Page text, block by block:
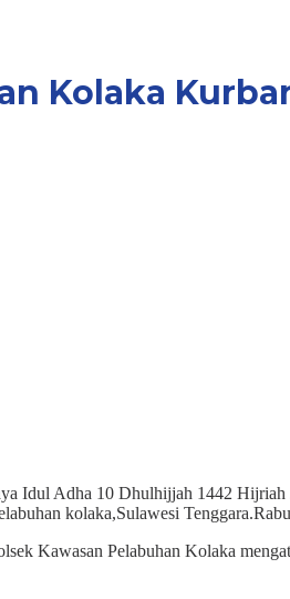
Kolaka
Adha 10 Dhulhijjah 1442 Hijriah
kolaka,Sulawesi
Kawasan Pelabuhan Kolaka